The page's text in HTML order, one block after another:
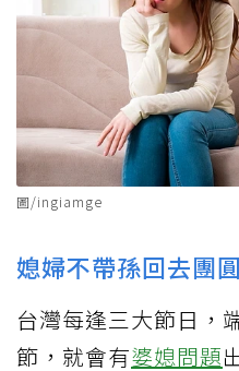
圖/ingiamge
媳婦不帶孫回去團
台灣每逢三大節日，
節，就會有婆媳問題